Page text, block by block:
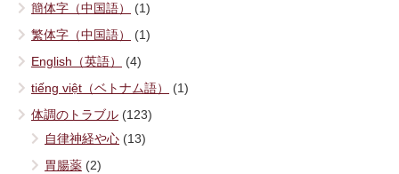
簡体字（中国語）
(1)
繁体字（中国語）
(1)
English（英語）
(4)
tiếng việt（ベトナム語）
(1)
体調のトラブル (123)
自律神経や心 (13)
胃腸薬 (2)